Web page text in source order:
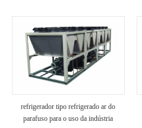
refrigerador tipo refrigerado ar do
parafuso para o uso da indústria